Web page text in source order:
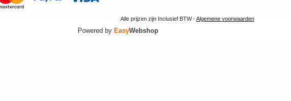
Alle prijzen zijn Inclusief BTW -Algemene voorwaarden
Powered by EasyWebshop